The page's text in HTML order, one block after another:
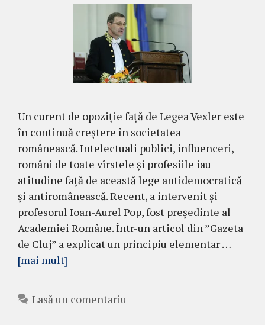
Un curent de opoziție față de Legea Vexler este
în continuă creștere în societatea
românească. Intelectuali publici, influenceri,
români de toate vîrstele și profesiile iau
atitudine față de această lege antidemocratică
și antiromânească. Recent, a intervenit și
profesorul Ioan-Aurel Pop, fost președinte al
Academiei Române. Într-un articol din ”Gazeta
de Cluj” a explicat un principiu elementar …
[mai mult]
Lasă un comentariu